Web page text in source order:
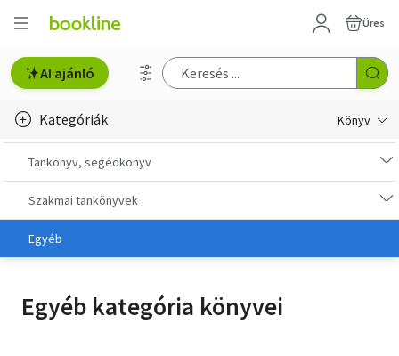
Üres
AI ajánló
Kategóriák Könyv
Életmód, egészség
Erotika
Gyermek- és ifjúsági
Irodalom
Tankönyv, segédkönyv
Szakmai tankönyvek
Egyéb
Egyéb kategória könyvei